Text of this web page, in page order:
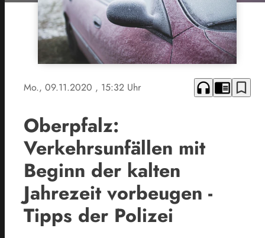
Mo., 09.11.2020 , 15:32 Uhr headphones chrome_reader_mode bookmark_border
Oberpfalz:
Verkehrsunfällen mit
Beginn der kalten
Jahrezeit vorbeugen -
Tipps der Polizei